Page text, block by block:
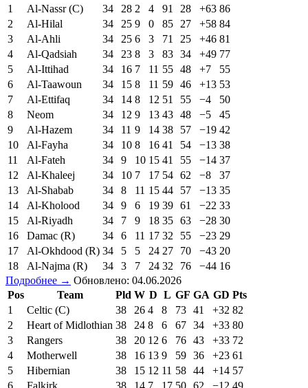
1
Al-Nassr (C) 34 28 2 4 91 28 +63 86
2
Al-Hilal 34 25 9 0 85 27 +58 84
3
Al-Ahli 34 25 6 3 71 25 +46 81
4
Al-Qadsiah 34 23 8 3 83 34 +49 77
5
Al-Ittihad 34 16 7 11 55 48 +7
55
6
Al-Taawoun 34 15 8 11 59 46 +13 53
7
Al-Ettifaq 34 14 8 12 51 55 −4
50
8
Neom 34 12 9 13 43 48 −5
45
9
Al-Hazem 34 11 9 14 38 57 −19 42
10
Al-Fayha 34 10 8 16 41 54 −13 38
11
Al-Fateh 34 9 10 15 41 55 −14 37
12
Al-Khaleej 34 10 7 17 54 62 −8
37
13
Al-Shabab 34 8 11 15 44 57 −13 35
14
Al-Kholood 34 9 6 19 39 61 −22 33
15
Al-Riyadh 34 7 9 18 35 63 −28 30
16
Damac (R) 34 6 11 17 32 55 −23 29
17
Al-Okhdood (R) 34 5 5 24 27 70 −43 20
18
Al-Najma (R) 34 3 7 24 32 76 −44 16
Подробнее → Обновлено: 04.06.2026
Pos
Team Pld W D L GF GA GD Pts
1
Celtic (C) 38 26 4 8 73 41 +32 82
2
Heart of Midlothian 38 24 8 6 67 34 +33 80
3
Rangers 38 20 12 6 76 43 +33 72
4
Motherwell 38 16 13 9 59 36 +23 61
5
Hibernian 38 15 12 11 58 44 +14 57
6
Falkirk 38 14 7 17 50 62 −12 49